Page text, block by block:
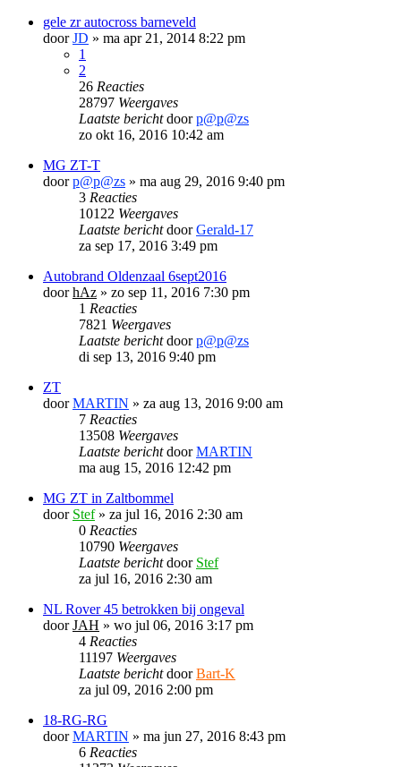
gele zr autocross barneveld
doorJD » ma apr 21, 2014 8:22 pm
1
2
26 Reacties
28797 Weergaves
Laatste berichtdoorp@p@zs
zo okt 16, 2016 10:42 am
MG ZT-T
doorp@p@zs » ma aug 29, 2016 9:40 pm
3 Reacties
10122 Weergaves
Laatste berichtdoorGerald-17
za sep 17, 2016 3:49 pm
Autobrand Oldenzaal 6sept2016
doorhAz » zo sep 11, 2016 7:30 pm
1 Reacties
7821 Weergaves
Laatste berichtdoorp@p@zs
di sep 13, 2016 9:40 pm
ZT
doorMARTIN » za aug 13, 2016 9:00 am
7 Reacties
13508 Weergaves
Laatste berichtdoorMARTIN
ma aug 15, 2016 12:42 pm
MG ZT in Zaltbommel
door Stef» za jul 16, 2016 2:30 am
0 Reacties
10790 Weergaves
Laatste berichtdoor Stef
za jul 16, 2016 2:30 am
NL Rover 45 betrokken bij ongeval
doorJAH » wo jul 06, 2016 3:17 pm
4 Reacties
11197 Weergaves
Laatste berichtdoorBart-K
za jul 09, 2016 2:00 pm
18-RG-RG
doorMARTIN » ma jun 27, 2016 8:43 pm
6 Reacties